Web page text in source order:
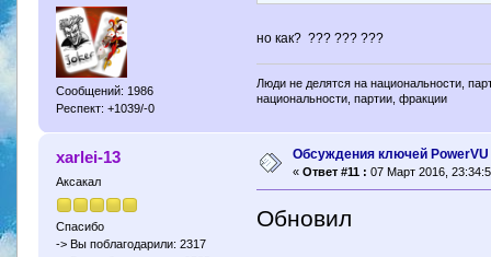
Сообщений: 1986
Респект: +1039/-0
но как? ??? ??? ???
Люди не делятся на национальности,
национальности, партии, фракции
xarlei-13
Аксакал
Спасибо
-> Вы поблагодарили: 2317
Обсуждения ключей PowerVU
« Ответ #11 : 07 Март 2016,
Обновил